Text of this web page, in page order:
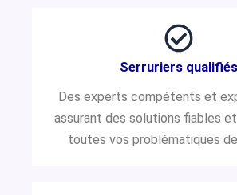
Serruriers qualifiés
Des experts compétents et
assurant des solutions fiables
toutes vos problématiques